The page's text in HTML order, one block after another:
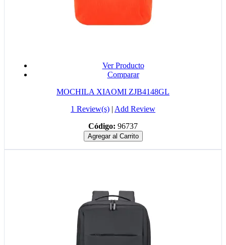
Ver Producto
Comparar
MOCHILA XIAOMI ZJB4148GL
1 Review(s) | Add Review
Código: 96737
Agregar al Carrito